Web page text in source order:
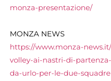
monza-presentazione/
MONZA NEWS
https://www.monza-news.it/
volley-ai-nastri-di-
da-urlo-per-le-due-